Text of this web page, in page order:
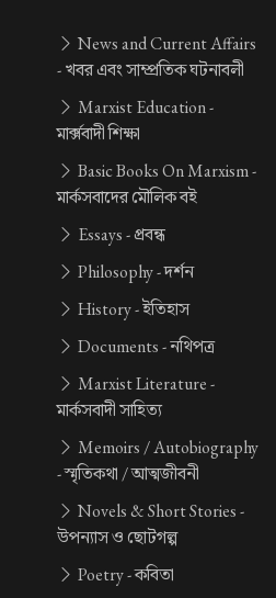
News and Current Affairs
-খবর এবং সাম্প্রতিক ঘটনাবলী
Marxist Education -
মার্ক্সবাদী শিক্ষা
Basic Books On Marxism -
মার্কসবাদের মৌলিক বই
Essays -প্রবন্ধ
Philosophy -দর্শন
History -ইতিহাস
Documents -নথিপত্র
Marxist Literature -
মার্কসবাদী সাহিত্য
Memoirs / Autobiography
-স্মৃতিকথা / আত্মজীবনী
Novels & Short Stories -
উপন্যাস ও ছোটগল্প
Poetry -কবিতা